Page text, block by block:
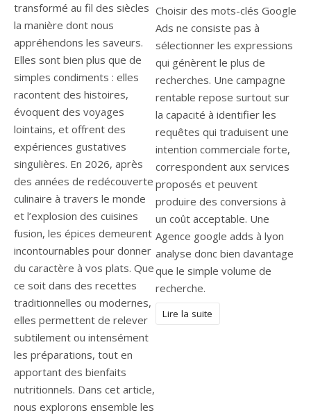
transformé au fil des siècles
la manière dont nous
appréhendons les saveurs.
Elles sont bien plus que de
simples condiments : elles
racontent des histoires,
évoquent des voyages
lointains, et offrent des
expériences gustatives
singulières. En 2026, après
des années de redécouverte
culinaire à travers le monde
et l’explosion des cuisines
fusion, les épices demeurent
incontournables pour donner
du caractère à vos plats. Que
ce soit dans des recettes
traditionnelles ou modernes,
elles permettent de relever
subtilement ou intensément
les préparations, tout en
apportant des bienfaits
nutritionnels. Dans cet article,
nous explorons ensemble les
Choisir des mots-clés Google
Ads ne consiste pas à
sélectionner les expressions
qui génèrent le plus de
recherches. Une campagne
rentable repose surtout sur
la capacité à identifier les
requêtes qui traduisent une
intention commerciale forte,
correspondent aux services
proposés et peuvent
produire des conversions à
un coût acceptable. Une
Agence google adds à lyon
analyse donc bien davantage
que le simple volume de
recherche.
Lire la suite